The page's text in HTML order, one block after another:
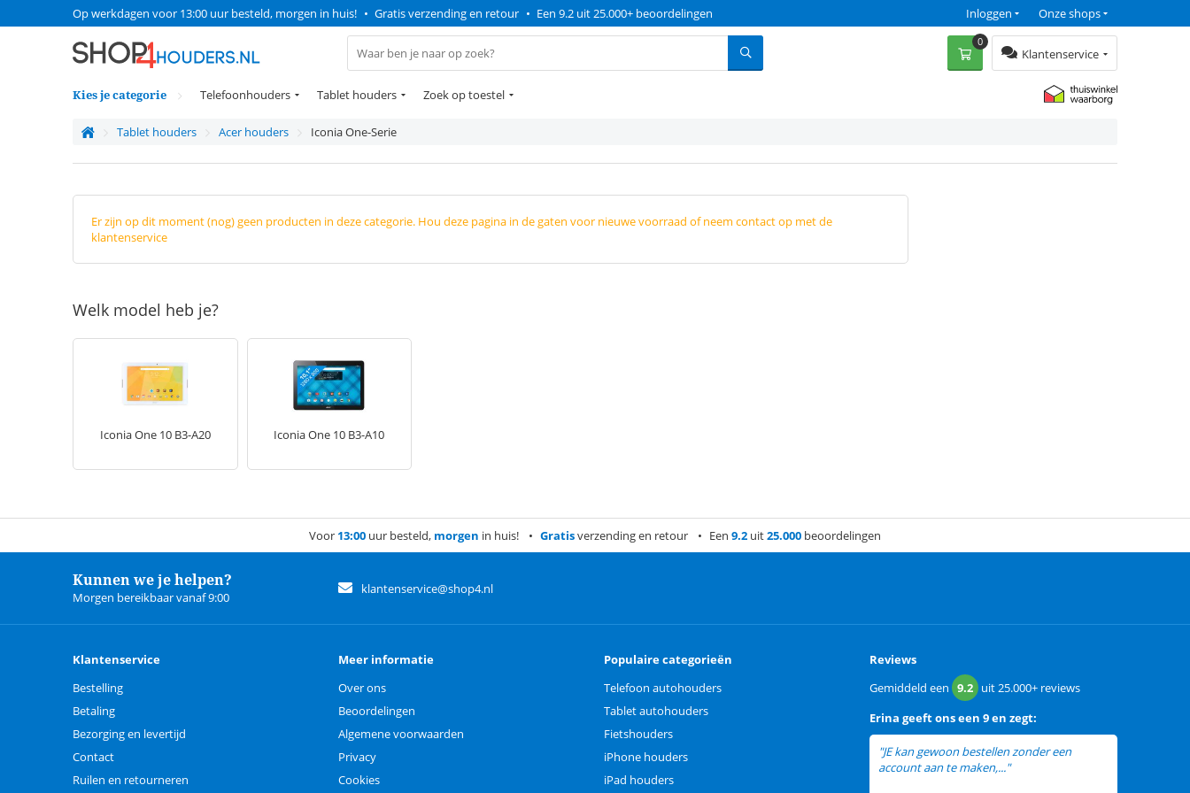
Op werkdagen voor 13:00 uur besteld, morgen in huis! • Gratis verzending en retour • Een 9.2 uit 25.000+ beoordelingen Onze shops
Inloggen
Klantenservice
0
Kies je categorie Telefoonhouders Tablet houders Zoek op toestel
Tablet houders Acer houders Iconia One-Serie
Er zijn op dit moment (nog) geen producten in deze categorie. Hou deze pagina in de gaten voor nieuwe voorraad of neem contact op met de
klantenservice
Welk model heb je?
Iconia One 10 B3-A20 Iconia One 10 B3-A10
Voor 13:00 uur besteld, morgen in huis! Gratisverzending en retour Een 9.2 uit25.000 beoordelingen
Kunnen we je helpen?
Morgen bereikbaar vanaf 9:00
klantenservice@shop4.nl
Klantenservice
Bestelling
Betaling
Bezorging en levertijd
Contact
Ruilen en retourneren
Meer informatie
Over ons
Beoordelingen
Algemene voorwaarden
Privacy
Cookies
Populaire categorieën
Telefoon autohouders
Tablet autohouders
Fietshouders
iPhone houders
iPad houders
Reviews
Gemiddeld een 9.2 uit25.000+ reviews
Erina geeft ons een 9 en zegt:
"JE kan gewoon bestellen zonder een
account aan te maken,..."